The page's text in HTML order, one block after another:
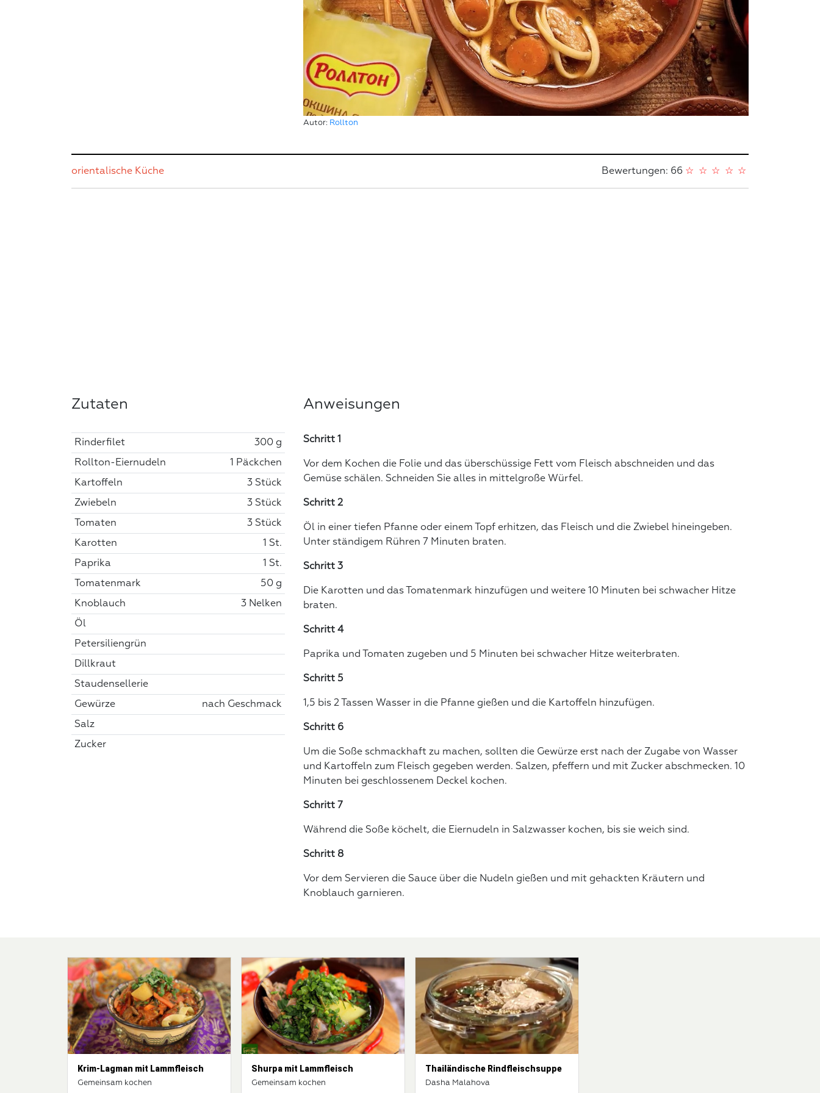
Autor: Rollton
orientalische Küche Bewertungen: 66 ☆
☆
☆
☆
☆
Zutaten
Rinderfilet 300 g
Rollton-Eiernudeln 1 Päckchen
Kartoffeln 3 Stück
Zwiebeln 3 Stück
Tomaten 3 Stück
Karotten 1 St.
Paprika 1 St.
Tomatenmark 50 g
Knoblauch 3 Nelken
Öl
Petersiliengrün
Dillkraut
Staudensellerie
Gewürze nach Geschmack
Salz
Zucker
Anweisungen
Schritt 1
Vor dem Kochen die Folie und das überschüssige Fett vom Fleisch abschneiden und das
Gemüse schälen. Schneiden Sie alles in mittelgroße Würfel.
Schritt 2
Öl in einer tiefen Pfanne oder einem Topf erhitzen, das Fleisch und die Zwiebel hineingeben.
Unter ständigem Rühren 7 Minuten braten.
Schritt 3
Die Karotten und das Tomatenmark hinzufügen und weitere 10 Minuten bei schwacher Hitze
braten.
Schritt 4
Paprika und Tomaten zugeben und 5 Minuten bei schwacher Hitze weiterbraten.
Schritt 5
1,5 bis 2 Tassen Wasser in die Pfanne gießen und die Kartoffeln hinzufügen.
Schritt 6
Um die Soße schmackhaft zu machen, sollten die Gewürze erst nach der Zugabe von Wasser
und Kartoffeln zum Fleisch gegeben werden. Salzen, pfeffern und mit Zucker abschmecken. 10
Minuten bei geschlossenem Deckel kochen.
Schritt 7
Während die Soße köchelt, die Eiernudeln in Salzwasser kochen, bis sie weich sind.
Schritt 8
Vor dem Servieren die Sauce über die Nudeln gießen und mit gehackten Kräutern und
Knoblauch garnieren.
Krim-Lagman mit Lammfleisch
Gemeinsam kochen
Shurpa mit Lammfleisch
Gemeinsam kochen
Thailändische Rindfleischsuppe
Dasha Malahova